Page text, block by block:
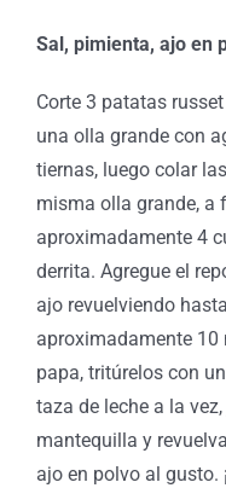
Sal, pimienta, ajo en
Corte 3 patatas
una olla grande con
tiernas, luego colar
misma olla grande, a
aproximadamente 4
derrita. Agregue el
ajo revuelviendo
aproximadamente 10
papa, tritúrelos con
taza de leche a la
mantequilla y
ajo en polvo al gusto.